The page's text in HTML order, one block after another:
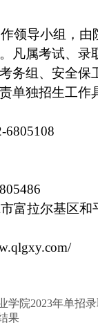
领导小组，
凡属考试、
务组、安全
单独招生工作
6805108
富拉尔基区和
学院2023年单招录
果